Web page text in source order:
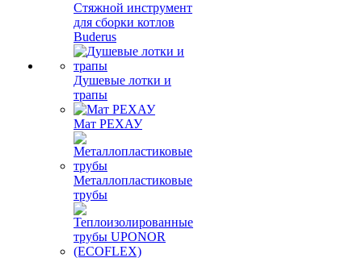
Стяжной инструмент
для сборки котлов
Buderus
Душевые лотки и
трапы
Мат РЕХАУ
Металлопластиковые
трубы